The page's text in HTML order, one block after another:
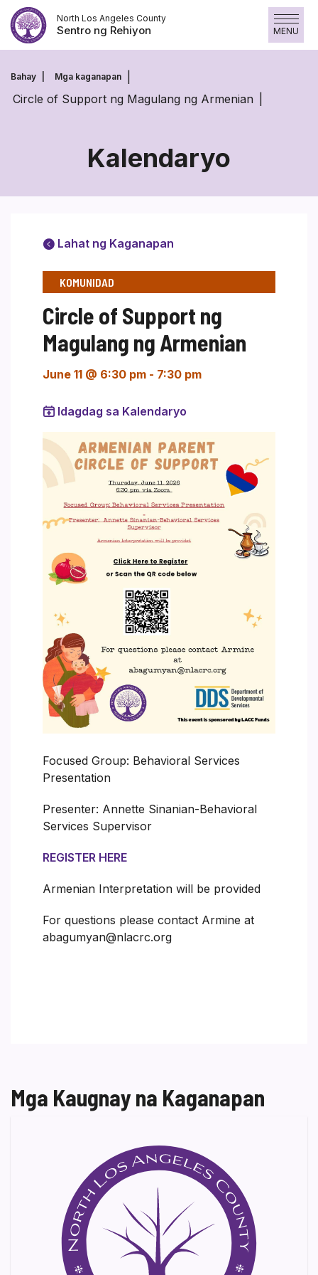
Skip
to
content
North Los Angeles County
Sentro ng Rehiyon MENU
Bahay Mga kaganapan
Circle of Support ng Magulang ng Armenian
Kalendaryo
Lahat ng Kaganapan
KOMUNIDAD
Circle of Support ng
Magulang ng Armenian
June 11 @ 6:30 pm - 7:30 pm
Idagdag sa Kalendaryo
Focused Group: Behavioral Services
Presentation
Presenter: Annette Sinanian-Behavioral
Services Supervisor
REGISTER HERE
Armenian Interpretation will be provided
For questions please contact Armine at
abagumyan@nlacrc.org
Mga Kaugnay na Kaganapan